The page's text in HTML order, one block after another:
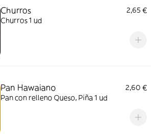
Churros
2,65 €
Churros 1 ud
Pan Hawaiano
2,60 €
Pan con relleno Queso, Piña 1 ud